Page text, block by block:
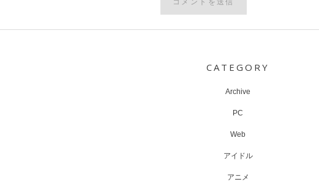
CATEGORY
Archive
PC
Web
アイドル
アニメ